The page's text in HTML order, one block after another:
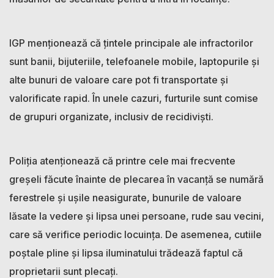
IGP menționează că țintele principale ale infractorilor
sunt banii, bijuteriile, telefoanele mobile, laptopurile și
alte bunuri de valoare care pot fi transportate și
valorificate rapid. În unele cazuri, furturile sunt comise
de grupuri organizate, inclusiv de recidiviști.
Poliția atenționează că printre cele mai frecvente
greșeli făcute înainte de plecarea în vacanță se numără
ferestrele și ușile neasigurate, bunurile de valoare
lăsate la vedere și lipsa unei persoane, rude sau vecini,
care să verifice periodic locuința. De asemenea, cutiile
poștale pline și lipsa iluminatului trădează faptul că
proprietarii sunt plecați.